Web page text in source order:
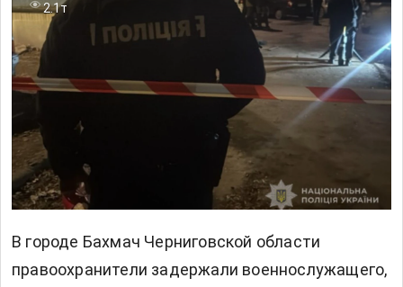
2.1т
В городе Бахмач Черниговской области
правоохранители задержали военнослужащего,